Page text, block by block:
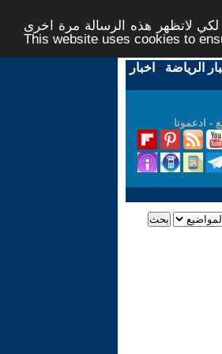
لاتظهر هذه الرسالة مرة اخرى -
This website uses cookies to
الرياضة - اخبار
- ادعمونا